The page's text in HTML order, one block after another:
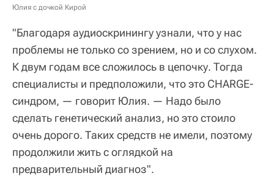
Юлия с дочкой Кирой
"Благодаря аудиоскринингу узнали, что у нас
проблемы не только со зрением, но и со слухом.
К двум годам все сложилось в цепочку. Тогда
специалисты и предположили, что это CHARGE-
синдром, — говорит Юлия. — Надо было
сделать генетический анализ, но это стоило
очень дорого. Таких средств не имели, поэтому
продолжили жить с оглядкой на
предварительный диагноз".